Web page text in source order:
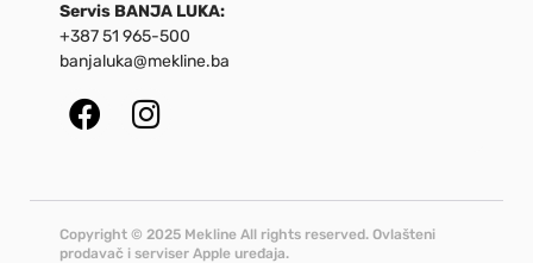
Servis BANJA LUKA:
+387 51 965-500
banjaluka@mekline.ba
Copyright © 2025 Mekline All rights reserved. Ovlašteni
prodavač i serviser Apple uređaja.